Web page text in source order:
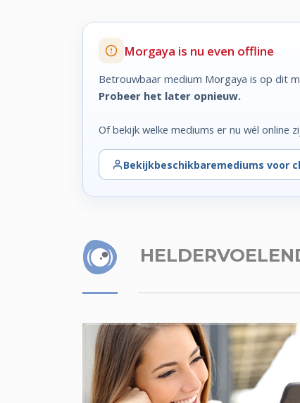
Morgaya is nu even offline
Betrouwbaar medium Morgaya is op dit
Probeer het later opnieuw.
Of bekijk welke mediums er nu wél online
Bekijkbeschikbaremediums voor